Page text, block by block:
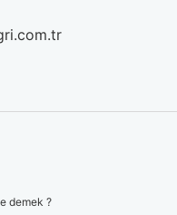
demek ?